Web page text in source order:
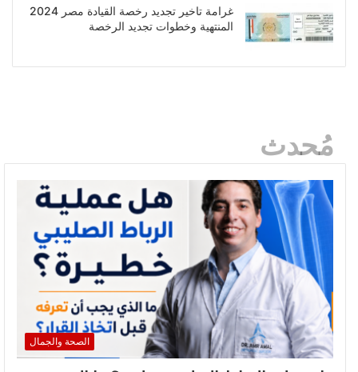
غرامة تاخير تجديد رخصة القيادة مصر 2024
المنتهية وخطوات تجديد الرخصة
مُحدث
الصحة والجمال